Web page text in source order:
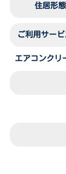
住居形態
ご利用サービ
エアコンクリ